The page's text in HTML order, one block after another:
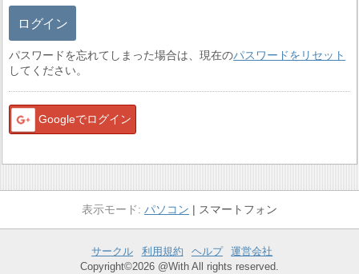
ログイン
パスワードを忘れてしまった場合は、現在のパスワードをリセット
してください。
Googleでログイン
パソコン スマートフォン
サークル 利用規約 ヘルプ
運営会社
Copyright©2026 @With All rights reserved.